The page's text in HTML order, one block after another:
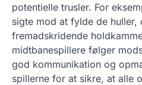
potentielle trusler. For
sigte mod at fylde de huller,
fremadskridende
midtbanespillere følger
god kommunikation og
spillerne for at sikre, at alle